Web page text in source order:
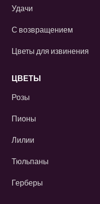
Удачи
С возвращением
Цветы для извинения
ЦВЕТЫ
Розы
Пионы
Лилии
Тюльпаны
Герберы